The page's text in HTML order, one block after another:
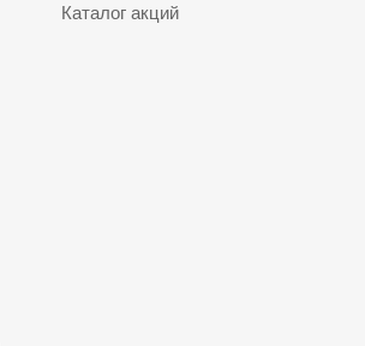
Каталог акций